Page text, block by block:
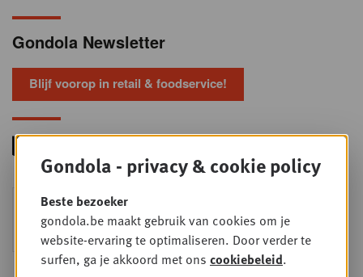
Gondola Newsletter
Blijf voorop in retail & foodservice!
WOE
9
SEP
Foodservice - Joint
business planning
Intro to Negotiation: Succes aan de
onderhandelingstafel is geen toeval!
Gondola - privacy & cookie policy
Beste bezoeker
gondola.be maakt gebruik van cookies om je
website-ervaring te optimaliseren. Door verder te
surfen, ga je akkoord met ons cookiebeleid.